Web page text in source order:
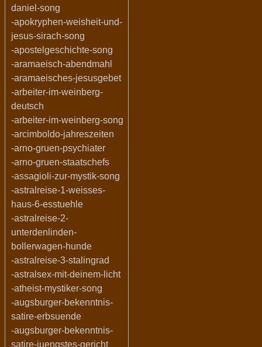
daniel-song
-apokryphen-weisheit-und-
jesus-sirach-song
-apostelgeschichte-song
-aramaeisch-abendmahl
-aramaeisches-jesusgebet
-arbeiter-im-weinberg-
deutsch
-arbeiter-im-weinberg-song
-arcimboldo-jahreszeiten
-arno-gruen-psychiater
-arno-gruen-staatschefs
-assagioli-zur-mystik-song
-astralreise-1-weisses-
haus-6-esstuehle
-astralreise-2-
unterdenlinden-
bollerwagen-hunde
-astralreise-3-stalingrad
-astralsex-mit-deinem-licht
-atheist-mystiker-song
-augsburger-bekenntnis-
satire-erbsuende
-augsburger-bekenntnis-
satire-juengstes-gericht